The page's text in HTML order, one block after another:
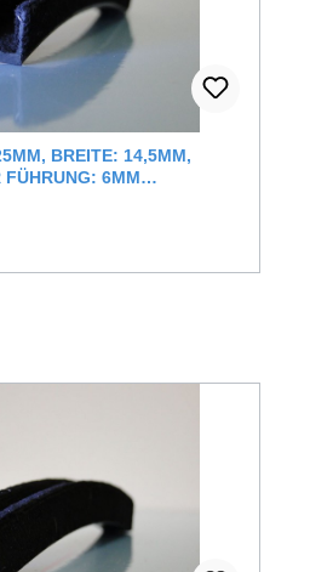
BREITE: 14,5MM,
FÜHRUNG: 6MM